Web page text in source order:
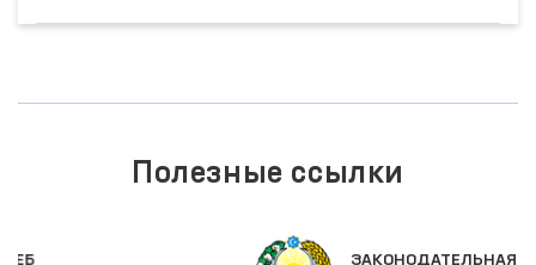
Полезные ссылки
ЗАКОНОДАТЕЛЬНАЯ ПАЛАТА